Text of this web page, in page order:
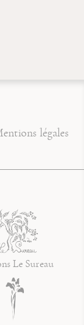
légales
Le Sureau